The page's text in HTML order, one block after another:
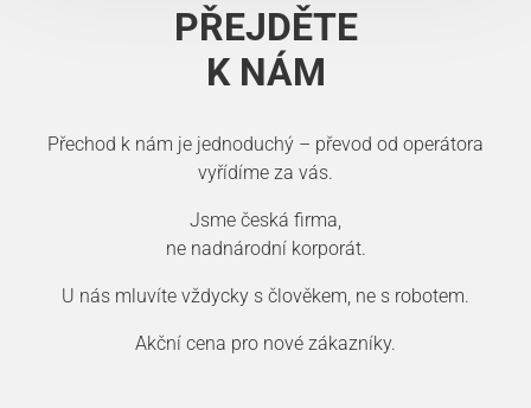
PŘEJDĚTE
K NÁM
Přechod k nám je jednoduchý – převod od operátora
vyřídíme za vás.
Jsme česká firma,
ne nadnárodní korporát.
U nás mluvíte vždycky s člověkem, ne s robotem.
Akční cena pro nové zákazníky.